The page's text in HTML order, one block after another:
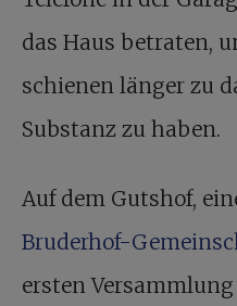
das Haus betraten,
schienen länger zu
Substanz zu haben.
Auf dem Gutshof,
Bruderhof-
ersten